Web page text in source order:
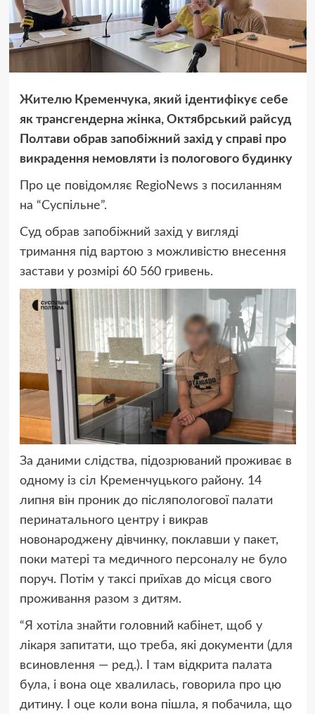
Жителю Кременчука, який ідентифікує себе
як трансгендерна жінка, Октябрський райсуд
Полтави обрав запобіжний захід у справі про
викрадення немовляти із пологового будинку
Про це повідомляє RegioNews з посиланням
на “Суспільне”.
Суд обрав запобіжний захід у вигляді
тримання під вартою з можливістю внесення
застави у розмірі 60 560 гривень.
За даними слідства, підозрюваний проживає в
одному із сіл Кременчуцького району. 14
липня він проник до післяпологової палати
перинатального центру і викрав
новонароджену дівчинку, поклавши у пакет,
поки матері та медичного персоналу не було
поруч. Потім у таксі приїхав до місця свого
проживання разом з дитям.
“Я хотіла знайти головний кабінет, щоб у
лікаря запитати, що треба, які документи (для
всиновлення — ред.). І там відкрита палата
була, і вона оце хвалилась, говорила про цю
дитину. І оце коли вона пішла, я побачила, що